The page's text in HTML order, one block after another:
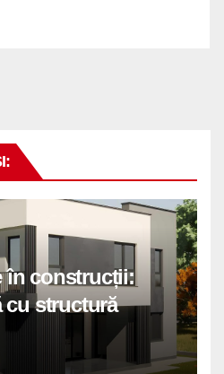
în construcții:
cu structură